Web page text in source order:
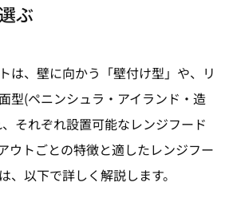
ぶ
は、壁に向かう「壁付け型」や、リ
型(ペニンシュラ・アイランド ・造
それぞれ設置可能なレンジフード
ウトごとの特徴と適したレンジフー
、以下で詳しく解説します。